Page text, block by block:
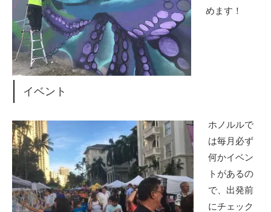
めます！
イベント
ホノルルで
は毎月必ず
何かイベン
トがあるの
で、出発前
にチェック